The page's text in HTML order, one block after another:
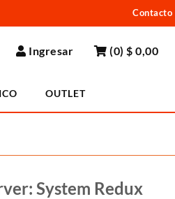
Contacto
Ingresar (0)$ 0,00
OUTLET
System Redux